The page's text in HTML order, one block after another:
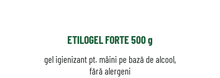
ETILOGEL FORTE 500 g
gel igienizant pt. mâini pe bază de alcool,
fără alergeni